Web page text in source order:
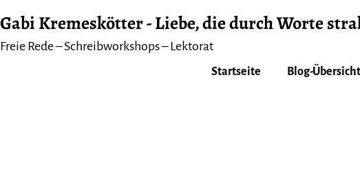
Inhalt
Gabi Kremeskötter - Liebe, die durch Worte
Freie Rede – Schreibworkshops – Lektorat
Startseite Blog-Übersicht